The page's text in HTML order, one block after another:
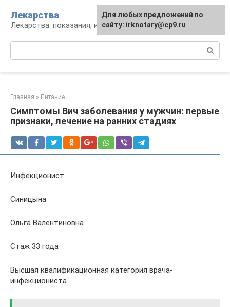
контенту
Лекарства
Лекарства: показания, инструкция, аналоги
Главная » Питание
Симптомы Вич заболевания у мужчин: первые
признаки, лечение на ранних стадиях
Инфекционист
Синицына
Ольга Валентиновна
Стаж 33 года
Высшая квалификационная категория врача-
инфекциониста
Для любых предложений по
сайту: irknotary@cp9.ru